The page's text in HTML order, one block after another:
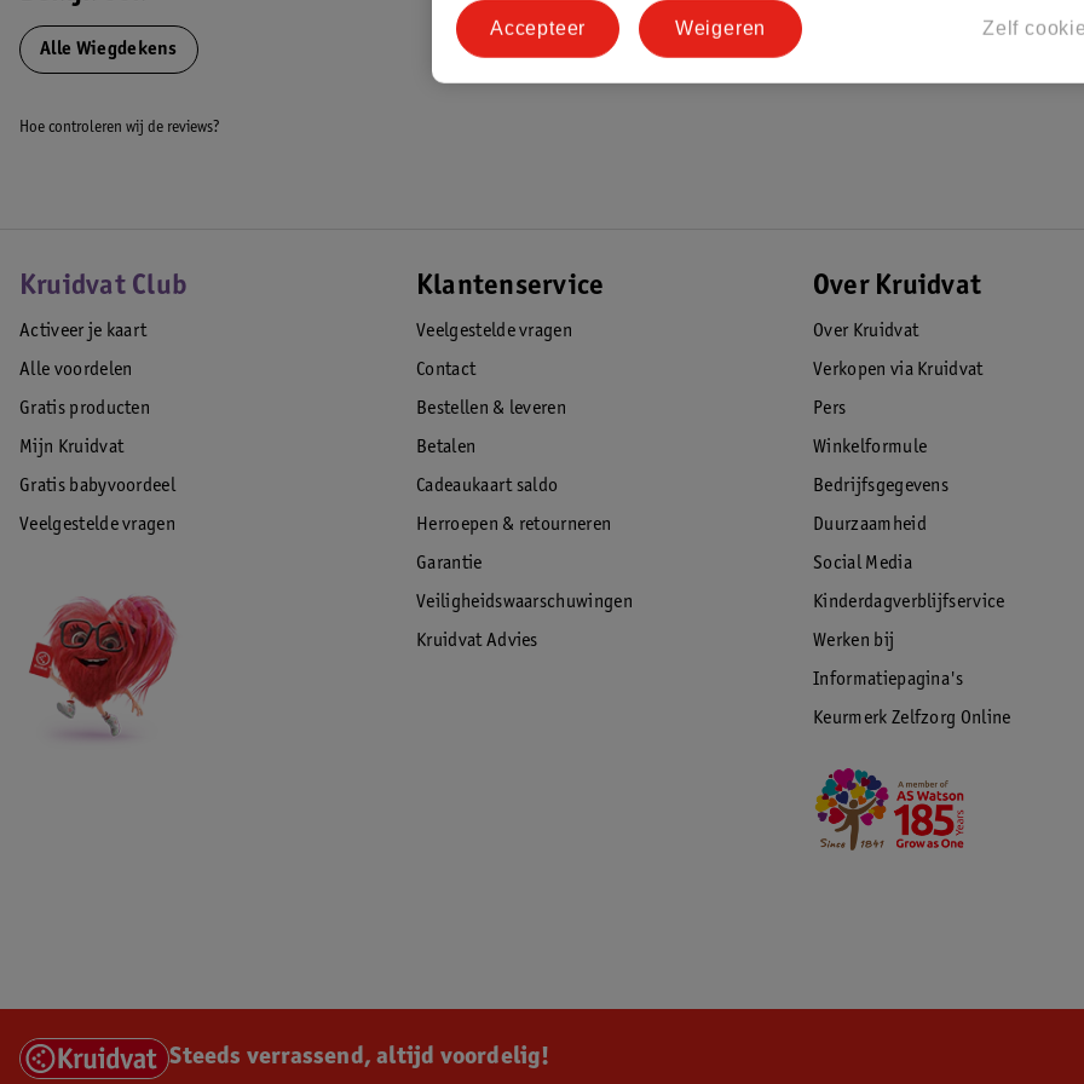
Alle Wiegdekens
Hoe controleren wij de reviews?
Kruidvat Club
Activeer je kaart
Alle voordelen
Gratis producten
Mijn Kruidvat
Gratis babyvoordeel
Veelgestelde vragen
Klantenservice
Veelgestelde vragen
Contact
Bestellen & leveren
Betalen
Cadeaukaart saldo
Herroepen & retourneren
Garantie
Veiligheidswaarschuwingen
Kruidvat Advies
Over Kruidvat
Over Kruidvat
Verkopen via Kruidvat
Pers
Winkelformule
Bedrijfsgegevens
Duurzaamheid
Social Media
Kinderdagverblijfservice
Werken bij
Informatiepagina's
Keurmerk Zelfzorg Online
Steeds verrassend, altijd voordelig!
Zelf
Weigeren
Accepteer